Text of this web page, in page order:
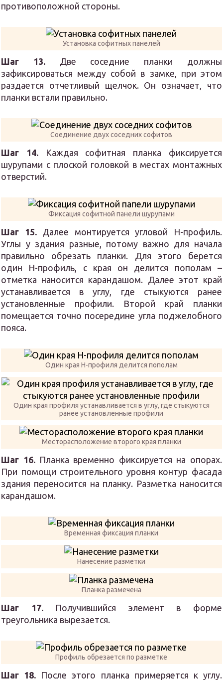
противоположной стороны.
Установка софитных панелей
Шаг 13.Две соседние планки должны
зафиксироваться между собой в замке, при этом
раздается отчетливый щелчок. Он означает, что
планки встали правильно.
Соединение двух соседних софитов
Шаг 14.Каждая софитная планка фиксируется
шурупами с плоской головкой в местах монтажных
отверстий.
Фиксация софитной панели шурупами
Шаг 15.Далее монтируется угловой Н-профиль.
Углы у здания разные, потому важно для начала
правильно обрезать планки. Для этого берется
один Н-профиль, с края он делится пополам –
отметка наносится карандашом. Далее этот край
устанавливается в углу, где стыкуются ранее
установленные профили. Второй край планки
помещается точно посередине угла поджелобного
пояса.
Один края Н-профиля делится пополам
Один края профиля устанавливается в углу, где стыкуются
ранее установленные профили
Месторасположение второго края планки
Шаг 16.Планка временно фиксируется на опорах.
При помощи строительного уровня контур фасада
здания переносится на планку. Разметка наносится
карандашом.
Временная фиксация планки
Нанесение разметки
Планка размечена
Шаг 17.Получившийся элемент в форме
треугольника вырезается.
Профиль обрезается по разметке
Шаг 18. После этого планка примеряется к углу.